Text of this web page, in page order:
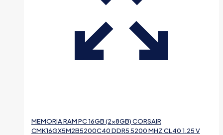
MEMORIA RAM PC 16GB (2×8GB) CORSAIR
CMK16GX5M2B5200C40 DDR5 5200 MHZ CL40 1.25 V